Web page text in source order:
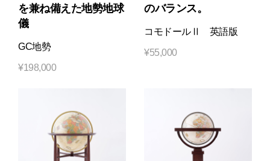
を兼ね備えた地勢地球
儀
GC地勢
¥198,000
のバランス。
コモドールⅡ 英語版
¥55,000